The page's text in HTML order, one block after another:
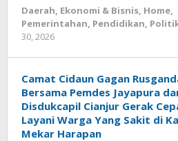
Daerah, Ekonomi & Bisnis, Home,
Pemerintahan, Pendidikan,
30, 2026
Lesmana
Camat Cidaun Gagan
Bersama Pemdes Jayapura
Disdukcapil Cianjur Gerak
Layani Warga Yang Sakit di
Mekar Harapan